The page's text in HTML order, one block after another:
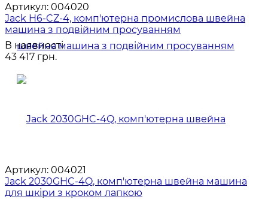
Артикул: 004020
Jack H6-CZ-4, комп'ютерна промислова швейна
машина з подвійним просуванням
В наявності
43 417 грн.
Артикул: 004021
Jack 2030GHC-4Q, комп'ютерна швейна машина
для шкіри з кроком лапкою